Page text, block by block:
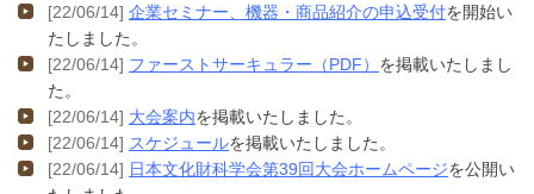
[22/06/14] 企業セミナー、機器・商品紹介の申込受付を開始い
たしました。
[22/06/14] ファーストサーキュラー（PDF） を掲載いたしまし
た。
[22/06/14] 大会案内を掲載いたしました。
[22/06/14] スケジュールを掲載いたしました。
[22/06/14] 日本文化財科学会第39回大会ホームページを公開い